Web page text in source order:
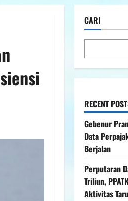
CARI
RECENT
Gebenur
Data
Berjalan
Perputaran
Triliun,
Aktivitas